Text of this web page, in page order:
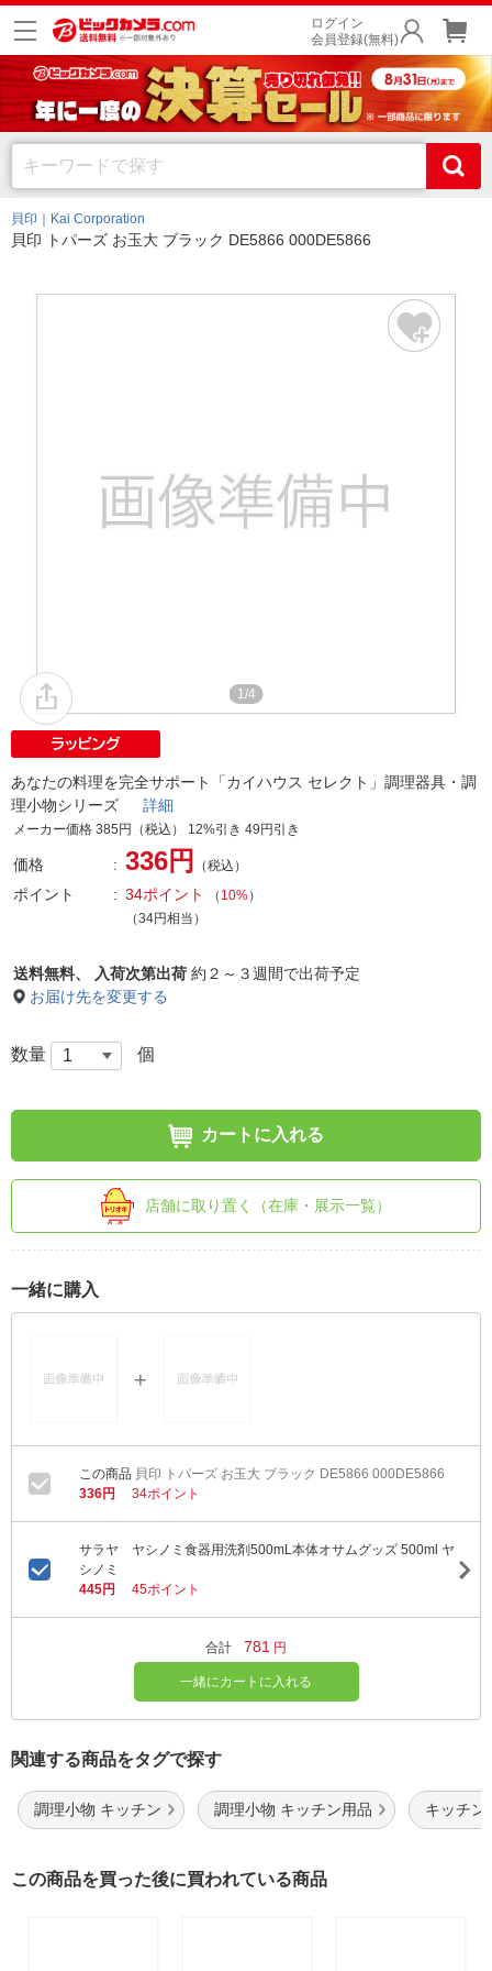
ログイン
会員登録(無料)
貝印｜Kai Corporation
貝印 トパーズ お玉大 ブラック DE5866 000DE5866
1/4
あなたの料理を完全サポート「カイハウス セレクト」調理器具・調
理小物シリーズ 詳細
メーカー価格 385円（税込） 12%引き 49円引き
価格 336円 （税込）
ポイント 34ポイント （ 10%）
（34円相当）
送料無料、 入荷次第出荷 約２～３週間で出荷予定
お届け先を変更する
数量 個
カートに入れる
店舗に取り置く（在庫・展示一覧）
一緒に購入
貝印 トパーズ お玉大 ブラック DE5866 000DE5866
336円
34ポイント
サラヤ ヤシノミ食器用洗剤500mL本体オサムグッズ 500ml ヤ
シノミ
445円
45ポイント
合計 781 円
一緒にカートに入れる
関連する商品をタグで探す
調理小物 キッチン 調理小物 キッチン用品 キッチン
この商品を買った後に買われている商品